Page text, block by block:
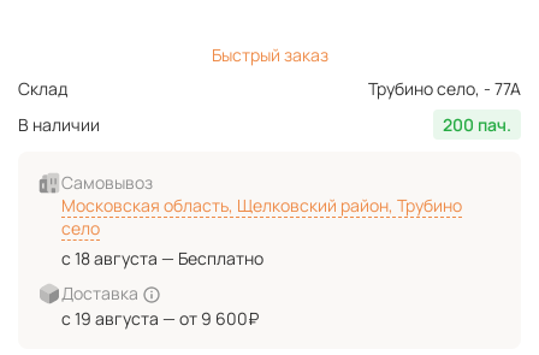
Быстрый заказ
Склад
Трубино село, - 77А
В наличии
200 пач.
Самовывоз
Московская область, Щелковский район, Трубино
село
с 18 августа — Бесплатно
Доставка
с 19 августа — от 9 600₽